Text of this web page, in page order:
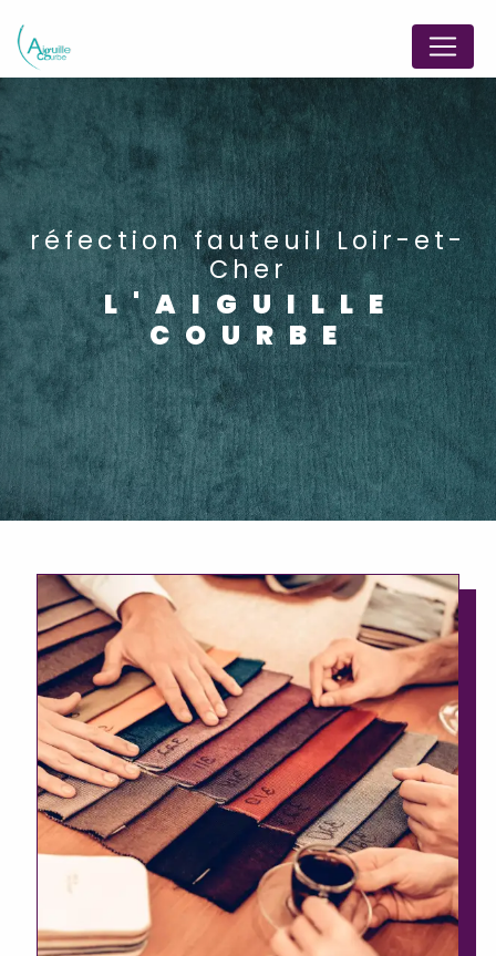
réfection fauteuil Loir-et-
Cher
L'AIGUILLE
COURBE